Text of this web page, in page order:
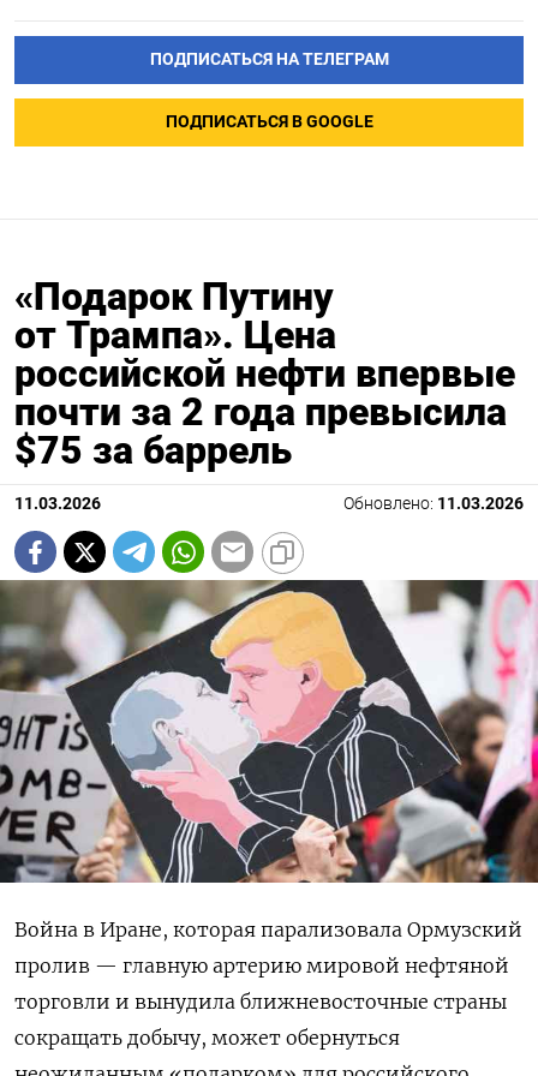
ПОДПИСАТЬСЯ НА ТЕЛЕГРАМ
ПОДПИСАТЬСЯ В GOOGLE
«Подарок Путину
от Трампа». Цена
российской нефти впервые
почти за 2 года превысила
$75 за баррель
11.03.2026 Обновлено: 11.03.2026
Война в Иране, которая парализовала Ормузский
пролив — главную артерию мировой нефтяной
торговли и вынудила ближневосточные страны
сокращать добычу, может обернуться